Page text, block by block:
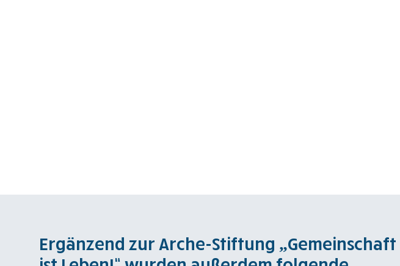
Ergänzend zur Arche-Stiftung „Gemeinschaft